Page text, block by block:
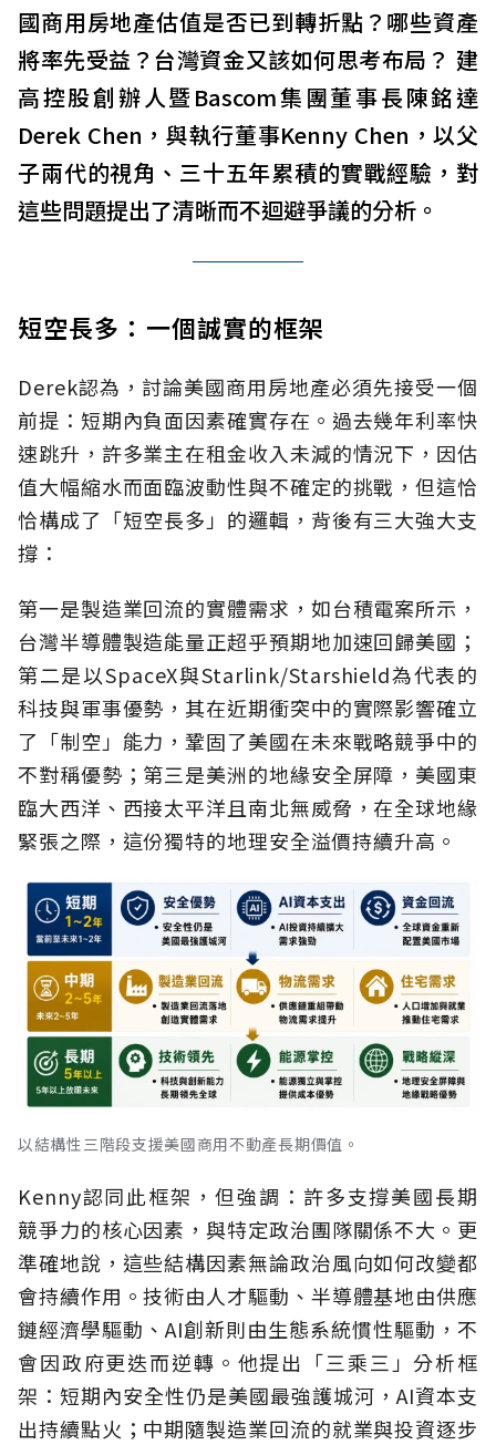
國商用房地產估值是否已到轉折點？哪些資產
將率先受益？台灣資金又該如何思考布局？ 建
高控股創辦人暨Bascom集團董事長陳銘達
Derek Chen，與執行董事Kenny Chen，以父
子兩代的視角、三十五年累積的實戰經驗，對
這些問題提出了清晰而不迴避爭議的分析。
短空長多：一個誠實的框架
Derek認為，討論美國商用房地產必須先接受一個
前提：短期內負面因素確實存在。過去幾年利率快
速跳升，許多業主在租金收入未減的情況下，因估
值大幅縮水而面臨波動性與不確定的挑戰，但這恰
恰構成了「短空長多」的邏輯，背後有三大強大支
撐：
第一是製造業回流的實體需求，如台積電案所示，
台灣半導體製造能量正超乎預期地加速回歸美國；
第二是以SpaceX與Starlink/Starshield為代表的
科技與軍事優勢，其在近期衝突中的實際影響確立
了「制空」能力，鞏固了美國在未來戰略競爭中的
不對稱優勢；第三是美洲的地緣安全屏障，美國東
臨大西洋、西接太平洋且南北無威脅，在全球地緣
緊張之際，這份獨特的地理安全溢價持續升高。
以結構性三階段支援美國商用不動產長期價值。
Kenny認同此框架，但強調：許多支撐美國長期
競爭力的核心因素，與特定政治團隊關係不大。更
準確地說，這些結構因素無論政治風向如何改變都
會持續作用。技術由人才驅動、半導體基地由供應
鏈經濟學驅動、AI創新則由生態系統慣性驅動，不
會因政府更迭而逆轉。他提出「三乘三」分析框
架：短期內安全性仍是美國最強護城河，AI資本支
出持續點火；中期隨製造業回流的就業與投資逐步